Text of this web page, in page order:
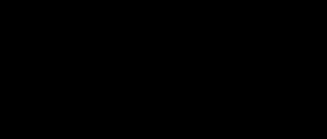
Einkaufszentren, Restaurants oder
Sie zu Hause verbringen, zu einem